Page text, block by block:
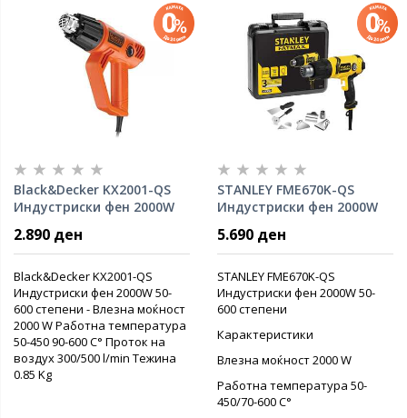
Black&Decker KX2001-QS
Индустриски фен 2000W
2.890 ден
Black&Decker KX2001-QS
Индустриски фен 2000W 50-
600 степени - Влезна моќност
2000 W Работна температура
50-450 90-600 C° Проток на
воздух 300/500 l/min Тежина
0.85 Kg
STANLEY FME670K-QS
Индустриски фен 2000W
5.690 ден
STANLEY FME670K-QS
Индустриски фен 2000W 50-
600 степени
Карактеристики
Влезна моќност 2000 W
Работна температура 50-
450/70-600 C°